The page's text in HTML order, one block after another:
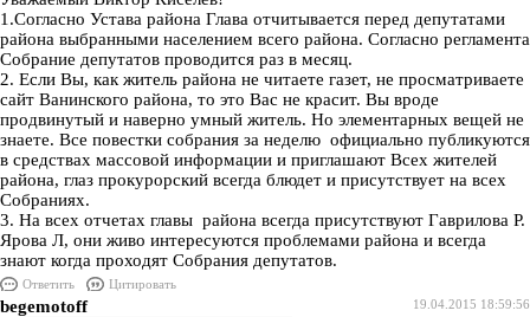
1.Согласно Устава района Глава отчитывается перед депутатами
района выбранными населением всего района. Согласно регламента
Собрание депутатов проводится раз в месяц.
2. Если Вы, как житель района не читаете газет, не просматриваете
сайт Ванинского района, то это Вас не красит. Вы вроде
продвинутый и наверно умный житель. Но элементарных вещей не
знаете. Все повестки собрания за неделю официально публикуются
в средствах массовой информации и приглашают Всех жителей
района, глаз прокурорский всегда блюдет и присутствует на всех
Собраниях.
3. На всех отчетах главы района всегда присутствуют Гаврилова Р.
Ярова Л, они живо интересуются проблемами района и всегда
знают когда проходят Собрания депутатов.
Ответить
Цитировать
19.04.2015 18:59:56
begemotoff